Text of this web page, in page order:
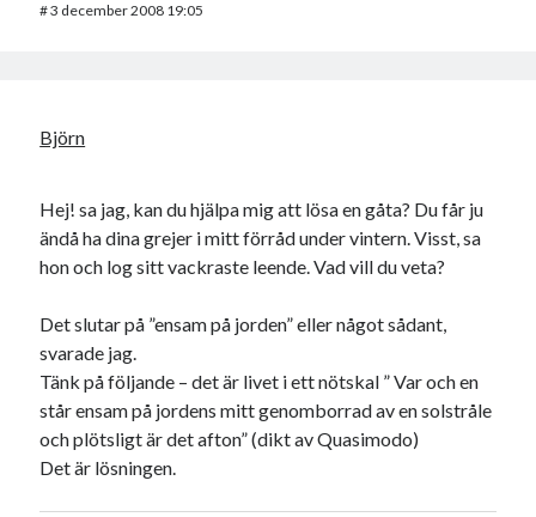
#3 december 2008 19:05
Björn
Hej! sa jag, kan du hjälpa mig att lösa en gåta? Du får ju
ändå ha dina grejer i mitt förråd under vintern. Visst, sa
hon och log sitt vackraste leende. Vad vill du veta?
Det slutar på ”ensam på jorden” eller något sådant,
svarade jag.
Tänk på följande – det är livet i ett nötskal ” Var och en
står ensam på jordens mitt genomborrad av en solstråle
och plötsligt är det afton” (dikt av Quasimodo)
Det är lösningen.